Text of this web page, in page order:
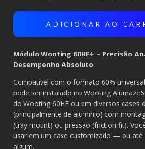
Módulo Wooting 60HE+ – Precisão
Desempenho Absoluto
Compatível com o formato 60%
pode ser instalado no Wooting
do Wooting 60HE ou em diversos cases
(principalmente de alumínio) com
(tray mount) ou pressão (friction fit).
usar em um case customizado — ou até
algum.